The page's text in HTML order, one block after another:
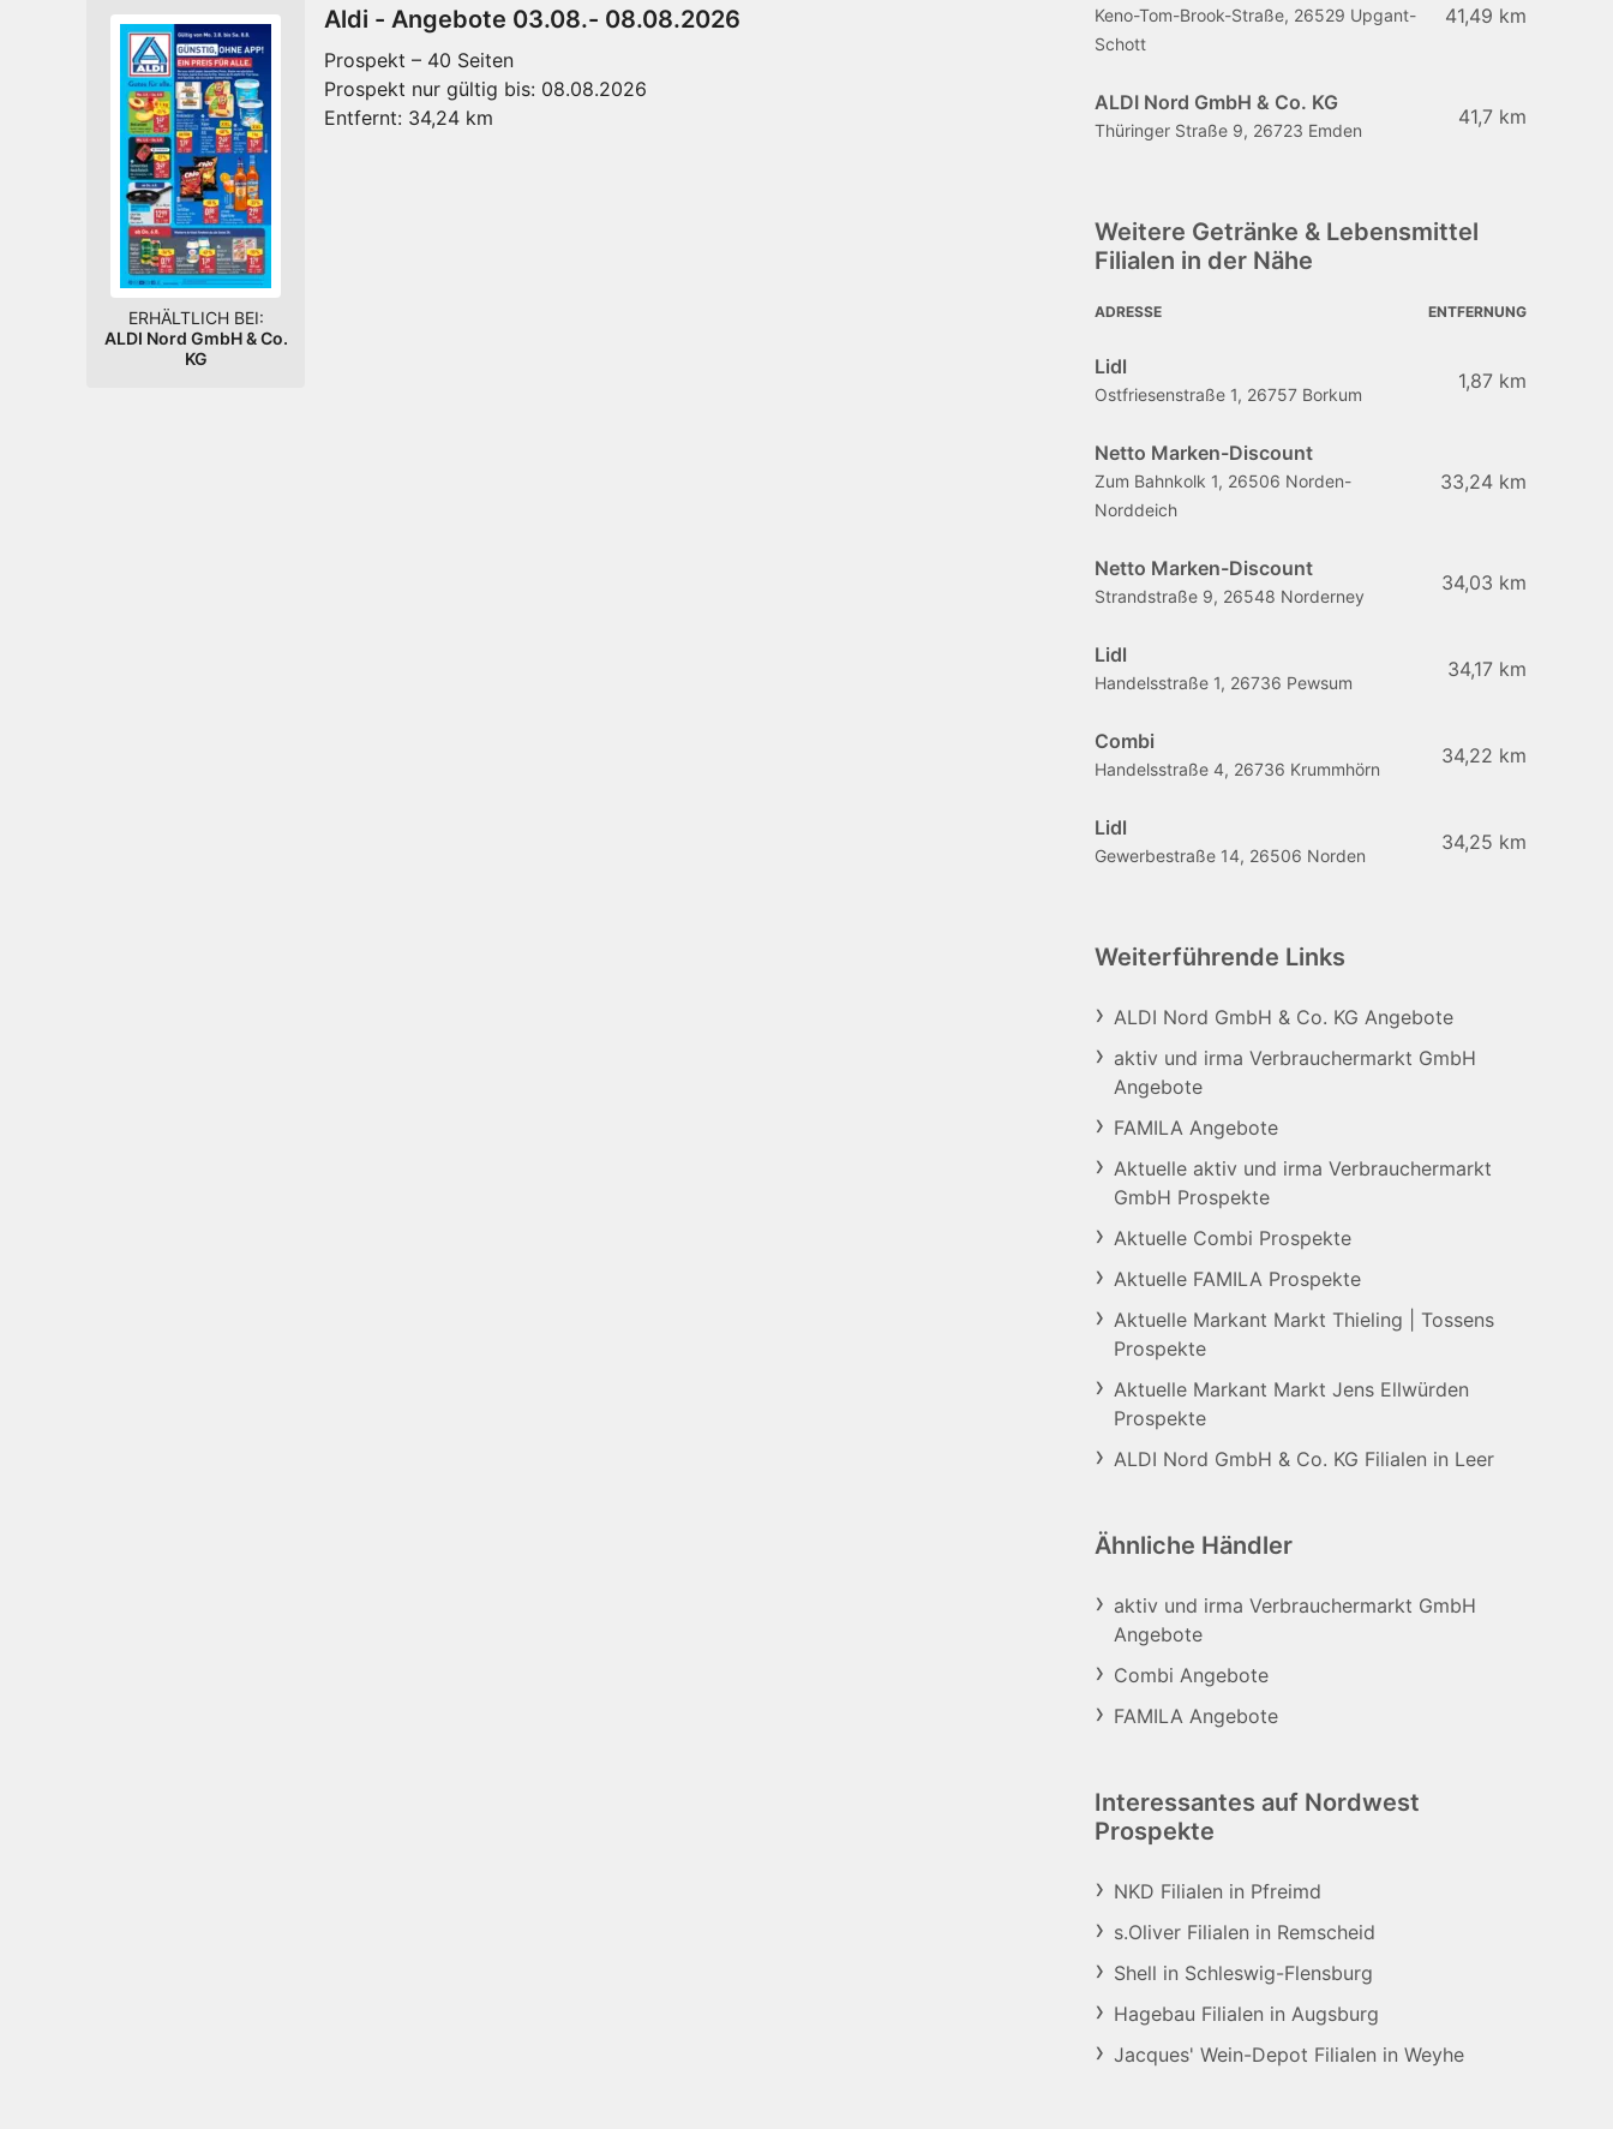
Aldi - Angebote 03.08.- 08.08.2026
Prospekt – 40 Seiten
Prospekt nur gültig bis: 08.08.2026
Entfernt: 34,24 km
ERHÄLTLICH BEI:
ALDI Nord GmbH & Co.
KG
Keno-Tom-Brook-Straße, 26529 Upgant-
Schott
41,49 km
ALDI Nord GmbH & Co. KG
Thüringer Straße 9, 26723 Emden
41,7 km
Weitere Getränke & Lebensmittel
Filialen in der Nähe
ADRESSE ENTFERNUNG
Lidl
Ostfriesenstraße 1, 26757 Borkum
1,87 km
Netto Marken-Discount
Zum Bahnkolk 1, 26506 Norden-
Norddeich
33,24 km
Netto Marken-Discount
Strandstraße 9, 26548 Norderney
34,03 km
Lidl
Handelsstraße 1, 26736 Pewsum
34,17 km
Combi
Handelsstraße 4, 26736 Krummhörn
34,22 km
Lidl
Gewerbestraße 14, 26506 Norden
34,25 km
Weiterführende Links
ALDI Nord GmbH & Co. KG Angebote
aktiv und irma Verbrauchermarkt GmbH
Angebote
FAMILA Angebote
Aktuelle aktiv und irma Verbrauchermarkt
GmbH Prospekte
Aktuelle Combi Prospekte
Aktuelle FAMILA Prospekte
Aktuelle Markant Markt Thieling | Tossens
Prospekte
Aktuelle Markant Markt Jens Ellwürden
Prospekte
ALDI Nord GmbH & Co. KG Filialen in Leer
Ähnliche Händler
aktiv und irma Verbrauchermarkt GmbH
Angebote
Combi Angebote
FAMILA Angebote
Interessantes auf Nordwest
Prospekte
NKD Filialen in Pfreimd
s.Oliver Filialen in Remscheid
Shell in Schleswig-Flensburg
Hagebau Filialen in Augsburg
Jacques' Wein-Depot Filialen in Weyhe